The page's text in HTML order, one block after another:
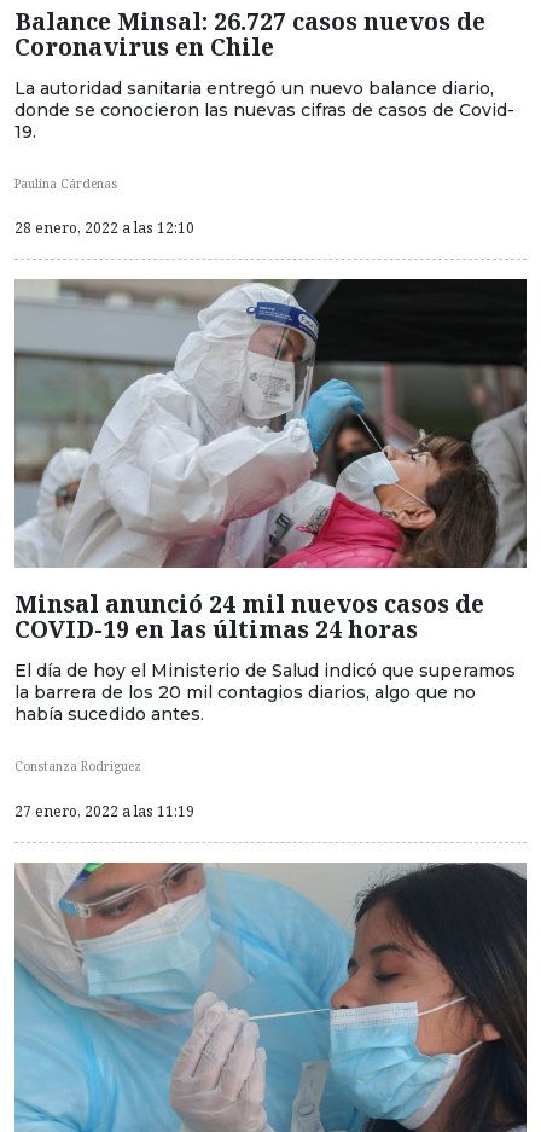
Balance Minsal: 26.727 casos nuevos de
Coronavirus en Chile
La autoridad sanitaria entregó un nuevo balance diario,
donde se conocieron las nuevas cifras de casos de Covid-
19.
Paulina Cárdenas
28 enero, 2022 a las 12:10
Minsal anunció 24 mil nuevos casos de
COVID-19 en las últimas 24 horas
El día de hoy el Ministerio de Salud indicó que superamos
la barrera de los 20 mil contagios diarios, algo que no
había sucedido antes.
Constanza Rodriguez
27 enero, 2022 a las 11:19